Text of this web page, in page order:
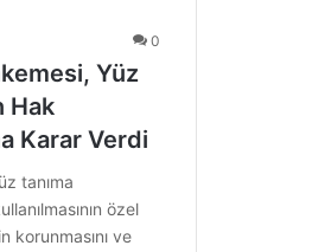
0
Yüz
Hak
Karar Verdi
tanıma
özel
korunmasını ve